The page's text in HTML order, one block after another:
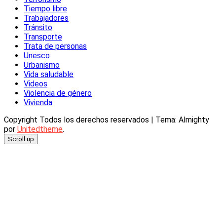
Tiempo libre
Trabajadores
Tránsito
Transporte
Trata de personas
Unesco
Urbanismo
Vida saludable
Videos
Violencia de género
Vivienda
Copyright Todos los derechos reservados
Tema: Almighty
por Unitedtheme.
Scroll up